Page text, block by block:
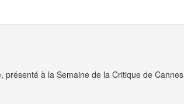
à la Semaine de la Critique de Cannes